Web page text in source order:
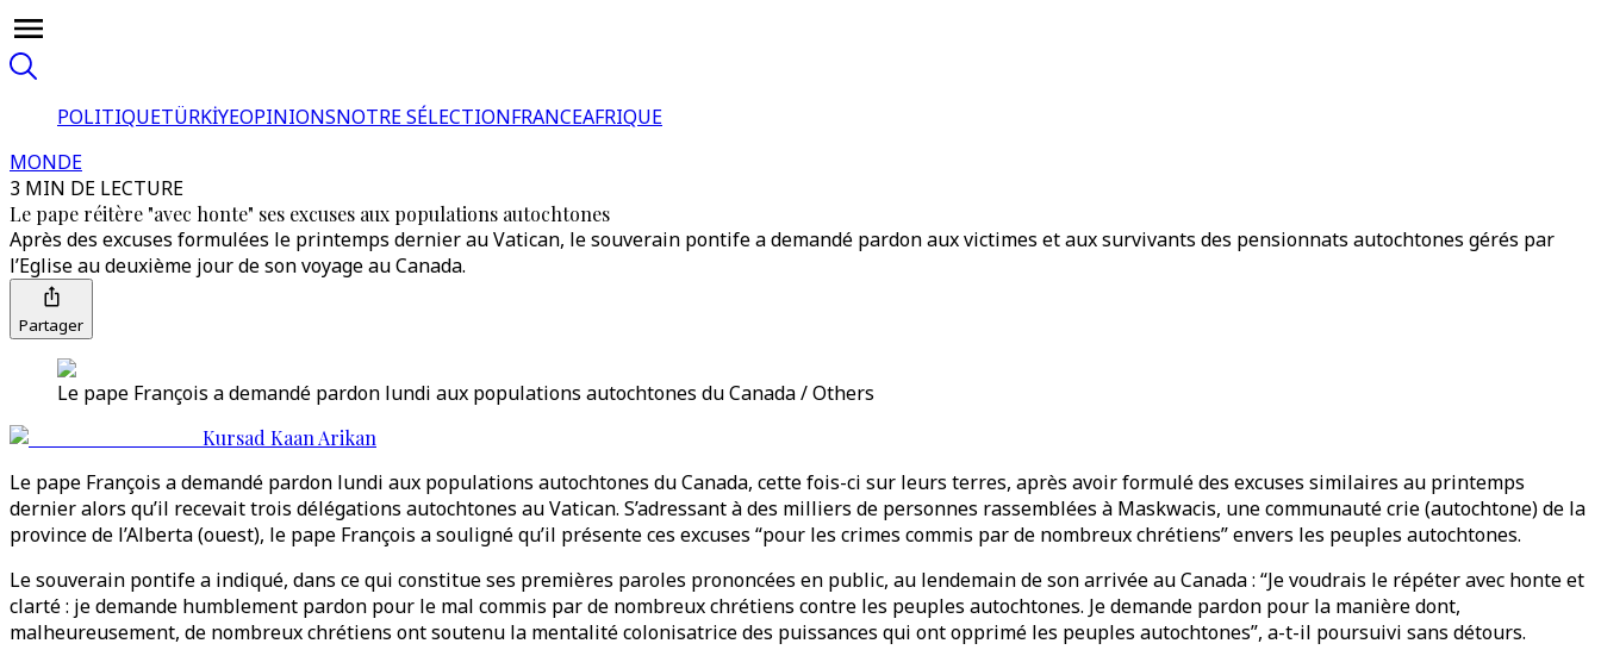
POLITIQUETÜRKİYEOPINIONSNOTRE SÉLECTIONFRANCEAFRIQUE
MONDE
3 MIN DE LECTURE
Le pape réitère "avec honte" ses excuses aux populations autochtones
Après des excuses formulées le printemps dernier au Vatican, le souverain pontife a demandé pardon aux victimes et aux survivants des pensionnats autochtones gérés par
l’Eglise au deuxième jour de son voyage au Canada.
Partager
Le pape François a demandé pardon lundi aux populations autochtones du Canada / Others
Kursad Kaan Arikan
Le pape François a demandé pardon lundi aux populations autochtones du Canada, cette fois-ci sur leurs terres, après avoir formulé des excuses similaires au printemps
dernier alors qu’il recevait trois délégations autochtones au Vatican. S’adressant à des milliers de personnes rassemblées à Maskwacis, une communauté crie (autochtone) de la
province de l’Alberta (ouest), le pape François a souligné qu’il présente ces excuses “pour les crimes commis par de nombreux chrétiens” envers les peuples autochtones.
Le souverain pontife a indiqué, dans ce qui constitue ses premières paroles prononcées en public, au lendemain de son arrivée au Canada : “Je voudrais le répéter avec honte et
clarté : je demande humblement pardon pour le mal commis par de nombreux chrétiens contre les peuples autochtones. Je demande pardon pour la manière dont,
malheureusement, de nombreux chrétiens ont soutenu la mentalité colonisatrice des puissances qui ont opprimé les peuples autochtones”, a-t-il poursuivi sans détours.